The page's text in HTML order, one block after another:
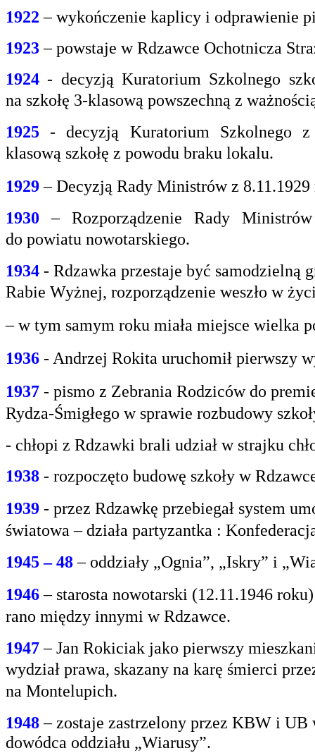
1922 – wykończenie kaplicy i odprawienie
1923– powstaje w Rdzawce Ochotnicza
1924 - decyzją Kuratorium Szkolnego
na szkołę 3-klasową powszechną z
1925 - decyzją Kuratorium Szkolnego
klasową szkołę z powodu braku lokalu.
1929– Decyzją Rady Ministrów z
1930 – Rozporządzenie Rady
do powiatu nowotarskiego.
1934 - Rdzawka przestaje być samodzielną
Rabie Wyżnej, rozporządzenie weszło w
– w tym samym roku miała miejsce wielka
1936 - Andrzej Rokita uruchomił pierwszy
1937 - pismo z Zebrania Rodziców do
Rydza-Śmigłego w sprawie rozbudowy
- chłopi z Rdzawki brali udział w strajku
1938 - rozpoczęto budowę szkoły w
1939 - przez Rdzawkę przebiegał system
światowa – działa partyzantka :
1945 – 48– oddziały „Ognia”, „Iskry” i
1946– starosta nowotarski (12.11.1946
rano między innymi w Rdzawce.
1947 – Jan Rokiciak jako pierwszy
wydział prawa, skazany na karę śmierci
na Montelupich.
1948– zostaje zastrzelony przez KBW i
dowódca oddziału „Wiarusy”.